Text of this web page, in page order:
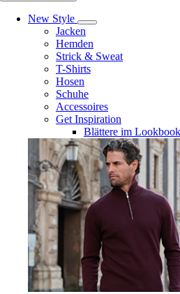
New Style
Jacken
Hemden
Strick & Sweat
T-Shirts
Hosen
Schuhe
Accessoires
Get Inspiration
Blättere im Lookbook